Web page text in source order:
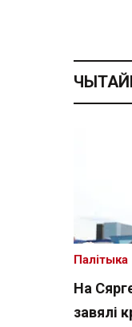
На
завялі
Палітыка